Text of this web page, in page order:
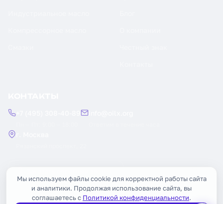
Мы используем файлы cookie для корректной работы сайта
и аналитики. Продолжая использование сайта, вы
соглашаетесь с Политикой конфиденциальности.